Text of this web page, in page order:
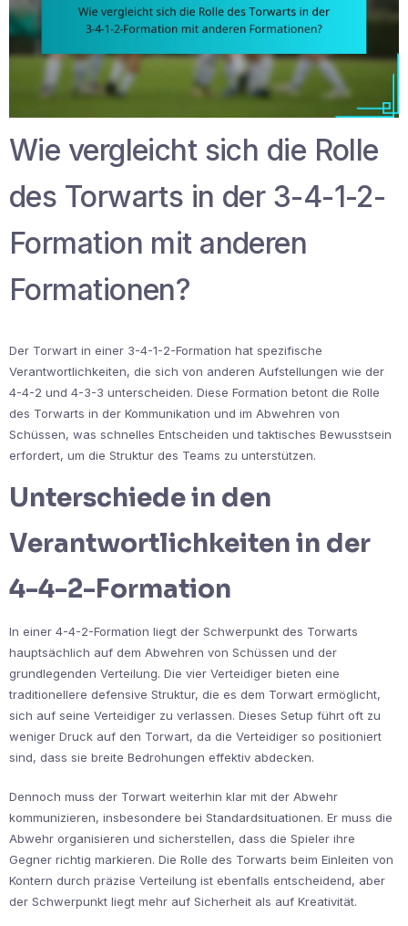
Wie vergleicht sich die Rolle
des Torwarts in der 3-4-1-2-
Formation mit anderen
Formationen?
Der Torwart in einer 3-4-1-2-Formation hat spezifische
Verantwortlichkeiten, die sich von anderen Aufstellungen wie der
4-4-2 und 4-3-3 unterscheiden. Diese Formation betont die Rolle
des Torwarts in der Kommunikation und im Abwehren von
Schüssen, was schnelles Entscheiden und taktisches Bewusstsein
erfordert, um die Struktur des Teams zu unterstützen.
Unterschiede in den
Verantwortlichkeiten in der
4-4-2-Formation
In einer 4-4-2-Formation liegt der Schwerpunkt des Torwarts
hauptsächlich auf dem Abwehren von Schüssen und der
grundlegenden Verteilung. Die vier Verteidiger bieten eine
traditionellere defensive Struktur, die es dem Torwart ermöglicht,
sich auf seine Verteidiger zu verlassen. Dieses Setup führt oft zu
weniger Druck auf den Torwart, da die Verteidiger so positioniert
sind, dass sie breite Bedrohungen effektiv abdecken.
Dennoch muss der Torwart weiterhin klar mit der Abwehr
kommunizieren, insbesondere bei Standardsituationen. Er muss die
Abwehr organisieren und sicherstellen, dass die Spieler ihre
Gegner richtig markieren. Die Rolle des Torwarts beim Einleiten von
Kontern durch präzise Verteilung ist ebenfalls entscheidend, aber
der Schwerpunkt liegt mehr auf Sicherheit als auf Kreativität.